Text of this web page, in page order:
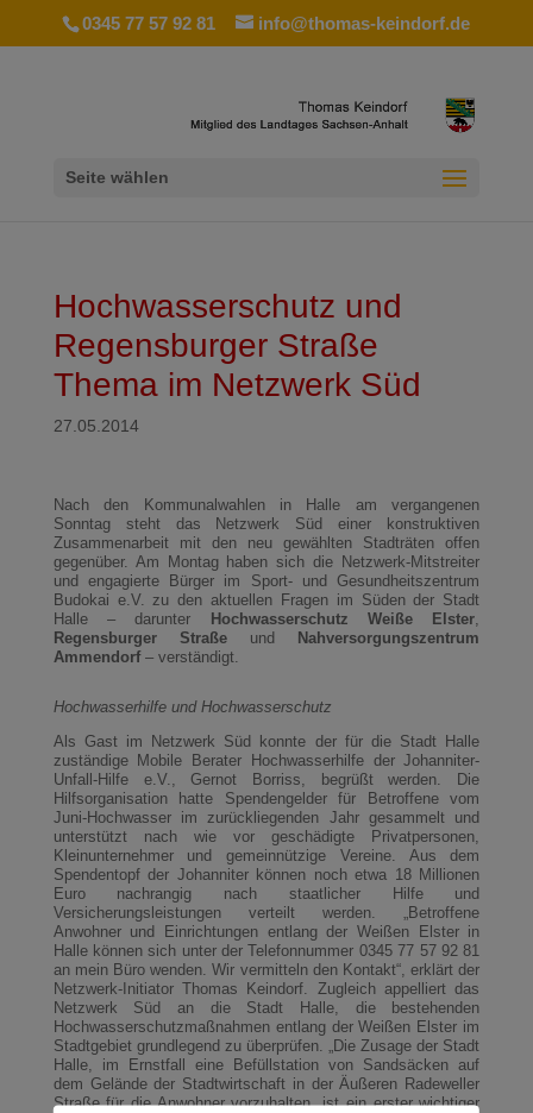
0345 77 57 92 81 info@thomas-keindorf.de
Seite wählen
Hochwasserschutz und
Regensburger Straße
Thema im Netzwerk Süd
27.05.2014
Nach den Kommunalwahlen in Halle am vergangenen
Sonntag steht das Netzwerk Süd einer konstruktiven
Zusammenarbeit mit den neu gewählten Stadträten offen
gegenüber. Am Montag haben sich die Netzwerk-Mitstreiter
und engagierte Bürger im Sport- und Gesundheitszentrum
Budokai e.V. zu den aktuellen Fragen im Süden der Stadt
Halle – darunter
Hochwasserschutz Weiße Elster,
Regensburger Straßeund
Nahversorgungszentrum
Ammendorf– verständigt.
Hochwasserhilfe und Hochwasserschutz
Als Gast im Netzwerk Süd konnte der für die Stadt Halle
zuständige Mobile Berater Hochwasserhilfe der Johanniter-
Unfall-Hilfe e.V., Gernot Borriss, begrüßt werden. Die
Hilfsorganisation hatte Spendengelder für Betroffene vom
Juni-Hochwasser im zurückliegenden Jahr gesammelt und
unterstützt nach wie vor geschädigte Privatpersonen,
Kleinunternehmer und gemeinnützige Vereine. Aus dem
Spendentopf der Johanniter können noch etwa 18 Millionen
Euro nachrangig nach staatlicher Hilfe und
Versicherungsleistungen verteilt werden. „Betroffene
Anwohner und Einrichtungen entlang der Weißen Elster in
Halle können sich unter der Telefonnummer 0345 77 57 92 81
an mein Büro wenden. Wir vermitteln den Kontakt“, erklärt der
Netzwerk-Initiator Thomas Keindorf. Zugleich appelliert das
Netzwerk Süd an die Stadt Halle, die bestehenden
Hochwasserschutzmaßnahmen entlang der Weißen Elster im
Stadtgebiet grundlegend zu überprüfen. „Die Zusage der Stadt
Halle, im Ernstfall eine Befüllstation von Sandsäcken auf
dem Gelände der Stadtwirtschaft in der Äußeren Radeweller
Straße für die Anwohner vorzuhalten, ist ein erster wichtiger